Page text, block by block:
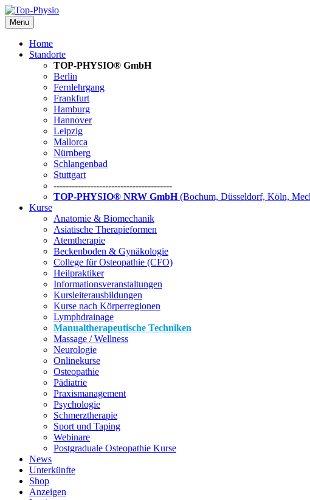
Menu
Home
Standorte
TOP-PHYSIO® GmbH
Berlin
Fernlehrgang
Frankfurt
Hamburg
Hannover
Leipzig
Mallorca
Nürnberg
Schlangenbad
Stuttgart
---------------------------------------
TOP-PHYSIO® NRW GmbH(Bochum, Düsseldorf, Köln,
Kurse
Anatomie & Biomechanik
Asiatische Therapieformen
Atemtherapie
Beckenboden & Gynäkologie
College für Osteopathie (CFO)
Heilpraktiker
Informationsveranstaltungen
Kursleiterausbildungen
Kurse nach Körperregionen
Lymphdrainage
Manualtherapeutische Techniken
Massage / Wellness
Neurologie
Onlinekurse
Osteopathie
Pädiatrie
Praxismanagement
Psychologie
Schmerztherapie
Sport und Taping
Webinare
Postgraduale Osteopathie Kurse
News
Unterkünfte
Shop
Anzeigen